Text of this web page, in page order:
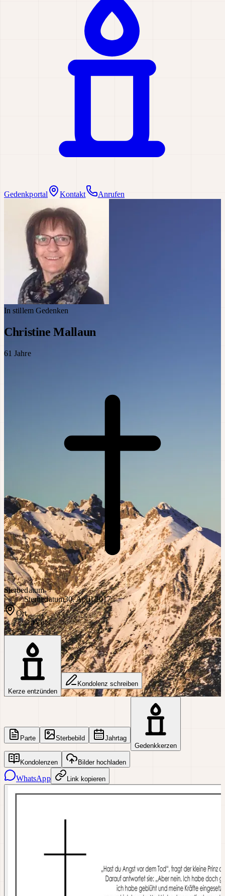
Gedenkportal Kontakt Anrufen
In stillem Gedenken
Christine Mallaun
61 Jahre
Sterbedatum
Sterbedatum30. April 2017
Ort
OrtVöls
Kerze entzünden
Kondolenz schreiben
Parte Sterbebild
Jahrtag
Gedenkkerzen
Kondolenzen Bilder hochladen
WhatsApp Link kopieren